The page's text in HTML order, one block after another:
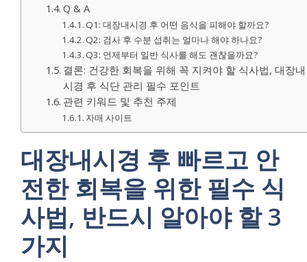
Q & A
Q1: 대장내시경 후 어떤 음식을 피해야 할까요?
Q2: 검사 후 수분 섭취는 얼마나 해야 하나요?
Q3: 언제부터 일반 식사를 해도 괜찮을까요?
결론: 건강한 회복을 위해 꼭 지켜야 할 식사법, 대장내
시경 후 식단 관리 필수 포인트
관련 키워드 및 추천 주제
자매 사이트
대장내시경 후 빠르고 안
전한 회복을 위한 필수 식
사법, 반드시 알아야 할 3
가지